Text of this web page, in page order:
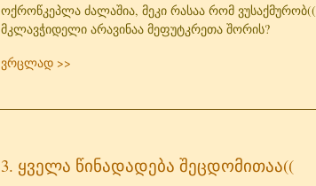
ოქროწკეპლა ძალაშია, მეკი რასაა რომ ვუსაქმურობ((
მკლავჭიდელი არავინაა მეფუტკრეთა შორის?
ვრცლად >>
3. ყველა წინადადება შეცდომითაა((